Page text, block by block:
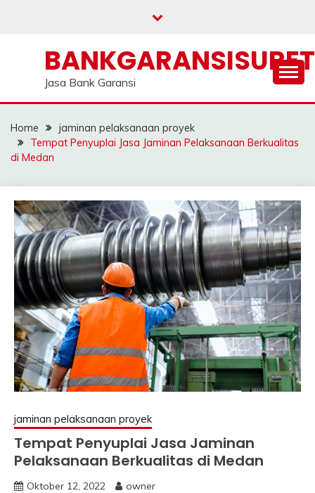
Jasa Bank Garansi
Home
jaminan pelaksanaan proyek
Tempat Penyuplai Jasa Jaminan Pelaksanaan Berkualitas
di Medan
jaminan pelaksanaan proyek
Tempat Penyuplai Jasa Jaminan
Pelaksanaan Berkualitas di Medan
Oktober 12, 2022 owner